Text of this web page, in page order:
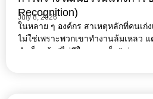
Recognition)
July 8, 2026
ในหลาย ๆ องค์กร สาเหตุหลักที่คนเก่
ไม่ใช่เพราะพวกเขาทำงานล้มเหลว
สำเร็จแล้ว “ไม่มีใครมองเห็น” ต่างหาก